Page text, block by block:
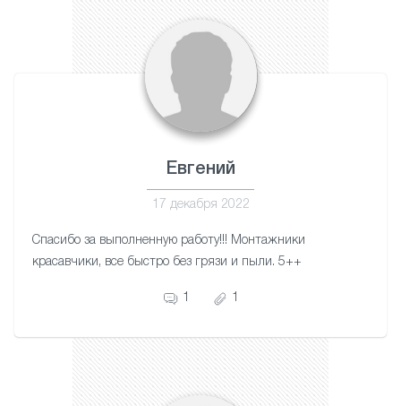
Евгений
17 декабря 2022
Спасибо за выполненную работу!!! Монтажники
красавчики, все быстро без грязи и пыли. 5++
1 1